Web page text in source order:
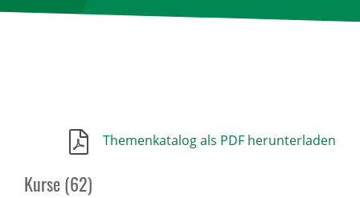
Themenkatalog als PDF herunterladen
Kurse (62)